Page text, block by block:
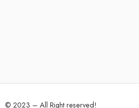
© 2023 – All Right reserved!